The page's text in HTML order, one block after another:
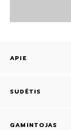
APIE
SUDĖTIS
GAMINTOJAS